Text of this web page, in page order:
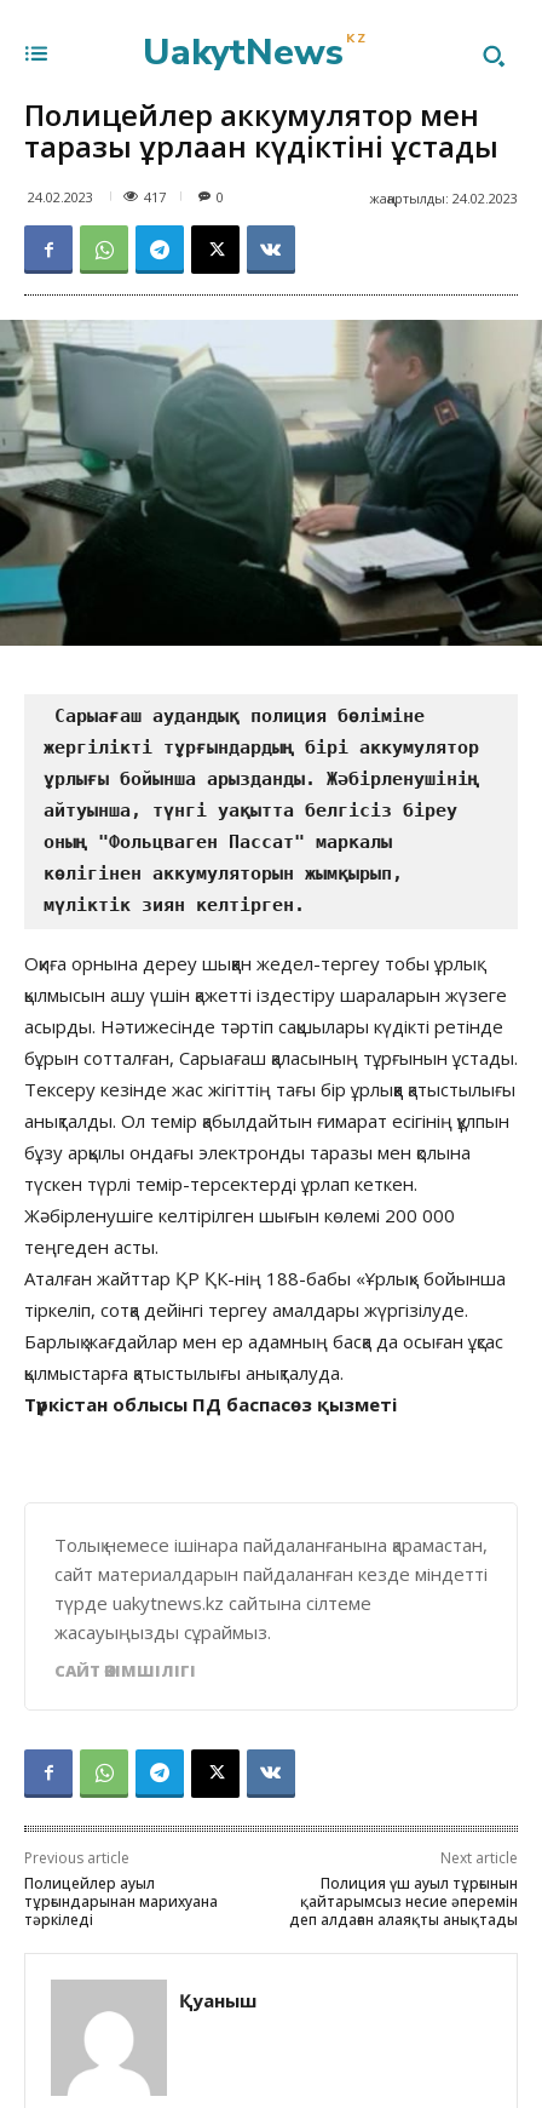
UakytNews KZ
Полицейлер аккумулятор мен
таразы ұрлаған күдіктіні ұстады
24.02.2023 417 жаңартылды: 24.02.2023
0
жергілікті тұрғындардың бірі аккумулятор
ұрлығы бойынша арызданды. Жәбірленушінің
айтуынша, түнгі уақытта белгісіз біреу
оның "Фольцваген Пассат" маркалы
көлігінен аккумуляторын жымқырып,
мүліктік зиян келтірген.
Оқиға орнына дереу шыққан жедел-тергеу тобы ұрлық
қылмысын ашу үшін қажетті іздестіру шараларын жүзеге
асырды. Нәтижесінде тәртіп сақшылары күдікті ретінде
бұрын сотталған, Сарыағаш қаласының тұрғынын ұстады.
Тексеру кезінде жас жігіттің тағы бір ұрлыққа қатыстылығы
анықталды. Ол темір қабылдайтын ғимарат есігінің құлпын
бұзу арқылы ондағы электронды таразы мен қолына
түскен түрлі темір-терсектерді ұрлап кеткен.
Жәбірленушіге келтірілген шығын көлемі 200 000
теңгеден асты.
Аталған жайттар ҚР ҚК-нің 188-бабы «Ұрлық» бойынша
тіркеліп, сотқа дейінгі тергеу амалдары жүргізілуде.
Барлық жағдайлар мен ер адамның басқа да осыған ұқсас
қылмыстарға қатыстылығы анықталуда.
Түркістан облысы ПД баспасөз қызметі
Толық немесе ішінара пайдаланғанына қарамастан,
сайт материалдарын пайдаланған кезде міндетті
түрде uakytnews.kz сайтына сілтеме
жасауыңызды сұраймыз.
САЙТ ӘКІМШІЛІГІ
Previous article
Полицейлер ауыл
тұрғындарынан марихуана
тәркіледі
Next article
Полиция үш ауыл тұрғынын
қайтарымсыз несие әперемін
деп алдаған алаяқты анықтады
Қуаныш